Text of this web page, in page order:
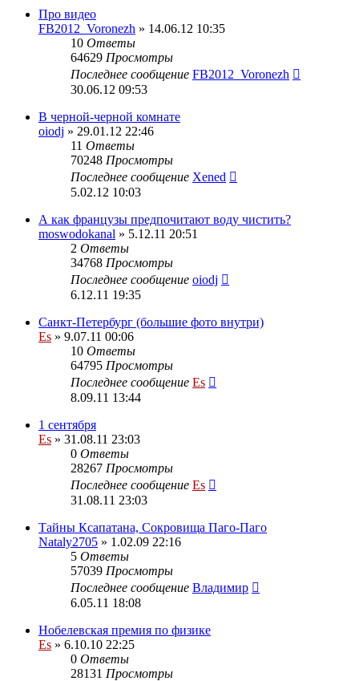
Про видео
FB2012_Voronezh » 14.06.12 10:35
10 Ответы
64629 Просмотры
Последнее сообщение FB2012_Voronezh
30.06.12 09:53
В черной-черной комнате
oiodj » 29.01.12 22:46
11 Ответы
70248 Просмотры
Последнее сообщение Xened
5.02.12 10:03
А как французы предпочитают воду чистить?
moswodokanal » 5.12.11 20:51
2 Ответы
34768 Просмотры
Последнее сообщение oiodj
6.12.11 19:35
Санкт-Петербург (большие фото внутри)
Es » 9.07.11 00:06
10 Ответы
64795 Просмотры
Последнее сообщение Es
8.09.11 13:44
1 сентября
Es » 31.08.11 23:03
0 Ответы
28267 Просмотры
Последнее сообщение Es
31.08.11 23:03
Тайны Ксапатана, Сокровища Паго-Паго
Nataly2705 » 1.02.09 22:16
5 Ответы
57039 Просмотры
Последнее сообщение Владимир
6.05.11 18:08
Нобелевская премия по физике
Es » 6.10.10 22:25
0 Ответы
28131 Просмотры